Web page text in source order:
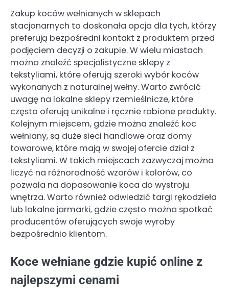
Zakup koców wełnianych w sklepach
stacjonarnych to doskonała opcja dla tych, którzy
preferują bezpośredni kontakt z produktem przed
podjęciem decyzji o zakupie. W wielu miastach
można znaleźć specjalistyczne sklepy z
tekstyliami, które oferują szeroki wybór koców
wykonanych z naturalnej wełny. Warto zwrócić
uwagę na lokalne sklepy rzemieślnicze, które
często oferują unikalne i ręcznie robione produkty.
Kolejnym miejscem, gdzie można znaleźć koc
wełniany, są duże sieci handlowe oraz domy
towarowe, które mają w swojej ofercie dział z
tekstyliami. W takich miejscach zazwyczaj można
liczyć na różnorodność wzorów i kolorów, co
pozwala na dopasowanie koca do wystroju
wnętrza. Warto również odwiedzić targi rękodzieła
lub lokalne jarmarki, gdzie często można spotkać
producentów oferujących swoje wyroby
bezpośrednio klientom.
Koce wełniane gdzie kupić online z
najlepszymi cenami